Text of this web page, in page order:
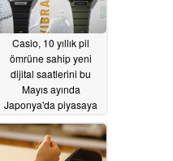
Casio, 10 yıllık pil
ömrüne sahip yeni
dijital saatlerini bu
Mayıs ayında
Japonya'da piyasaya
sürecek05/05/2026